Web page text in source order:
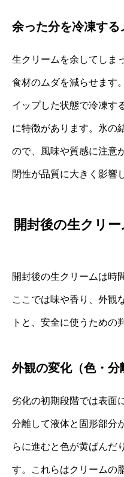
余った分を冷凍する
生クリームを余してしま
食材のムダを減らせます
イップした状態で冷凍す
に特徴があります。氷の
ので、風味や質感に注意
閉性が品質に大きく影響
開封後の生クリ
開封後の生クリームは時
ここでは味や香り、外観
トと、安全に使うための
外観の変化（色・分
劣化の初期段階では表面
分離して液体と固形部分
らに進むと色が黄ばんだ
す。これらはクリームの